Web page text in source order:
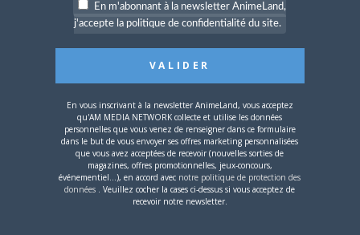
OÙ TROUVER NOS MAGAZINES
Pour savoir où trouver nos magazines, cliquez sur la
Si votre ville n'est pas dans la liste,contactez-nous !
En m'abonnant à la newsletter AnimeLand,
j'accepte la politique de confidentialité du site.
En vous inscrivant à la newsletter AnimeLand, vous acceptez
qu'AM MEDIA NETWORK collecte et utilise les données
personnelles que vous venez de renseigner dans ce formulaire
dans le but de vous envoyer ses offres marketing personnalisées
que vous avez acceptées de recevoir (nouvelles sorties de
magazines, offres promotionnelles, jeux-concours,
événementiel...), en accord avec notre politique de protection des
données . Veuillez cocher la cases ci-dessus si vous acceptez de
recevoir notre newsletter.